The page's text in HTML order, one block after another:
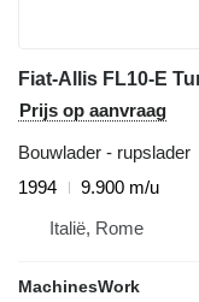
Fiat-Allis FL10-E
Prijs op aanvraag
Bouwlader - rupslader
1994
9.900 m/u
Italië, Rome
MachinesWork